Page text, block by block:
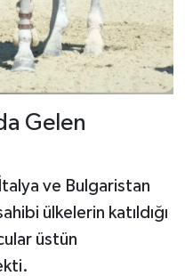
Gelen
ve Bulgaristan
ülkelerin katıldığı
üstün